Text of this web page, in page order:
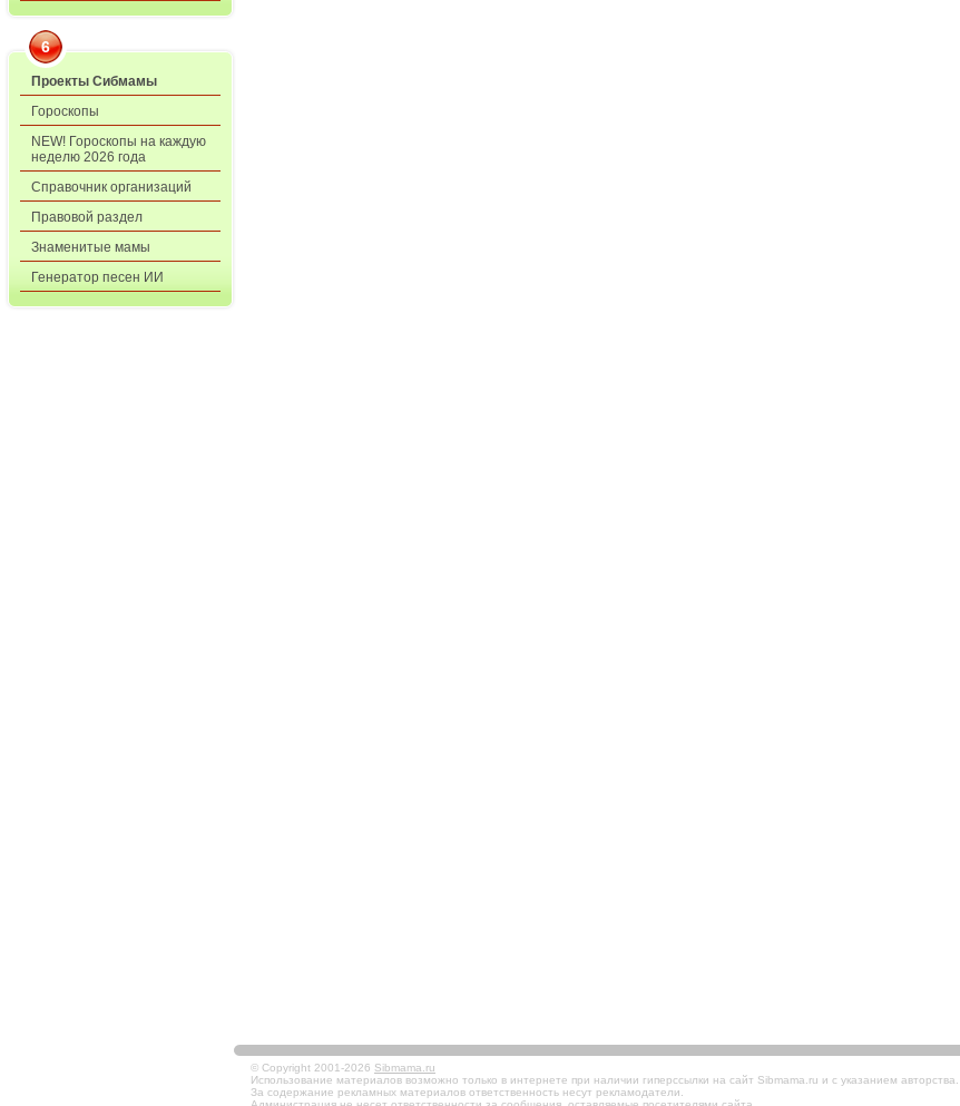
6
Проекты Сибмамы
Гороскопы
NEW! Гороскопы на каждую
неделю 2026 года
Справочник организаций
Правовой раздел
Знаменитые мамы
Генератор песен ИИ
© Copyright 2001-2026 Sibmama.ru
Использование материалов возможно только в интернете при наличии гиперссылки на сайт Sibmama.ru и с указанием авторства.
За содержание рекламных материалов ответственность несут рекламодатели.